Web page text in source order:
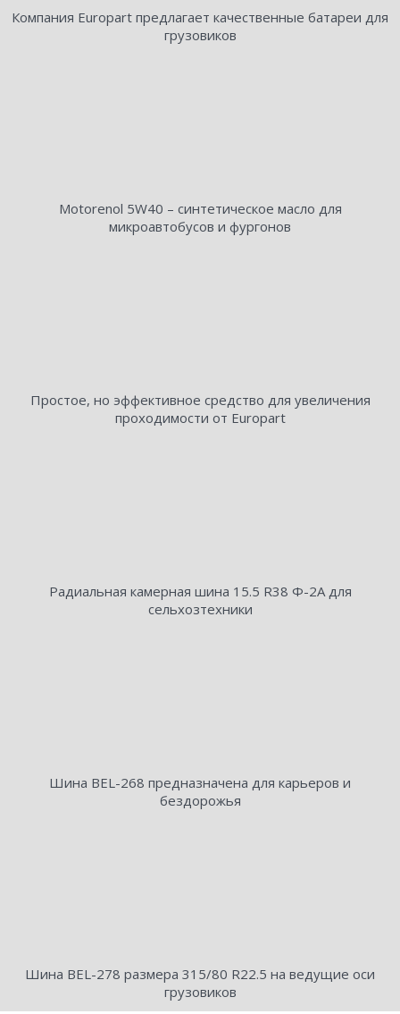
Компания Europart предлагает качественные батареи для
грузовиков
Motorenоl 5W40 – синтетическое масло для
микроавтобусов и фургонов
Простое, но эффективное средство для увеличения
проходимости от Europart
Радиальная камерная шина 15.5 R38 Ф-2А для
сельхозтехники
Шина BEL-268 предназначена для карьеров и
бездорожья
Шина BEL-278 размера 315/80 R22.5 на ведущие оси
грузовиков